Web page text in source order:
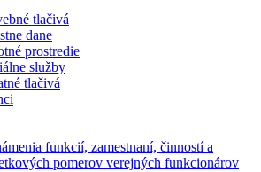
tlačivá
dane
prostredie
služby
tlačivá
funkcií, zamestnaní, činností a
pomerov verejných funkcionárov